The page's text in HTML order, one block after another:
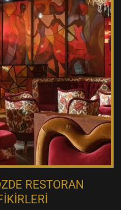
RESTORAN